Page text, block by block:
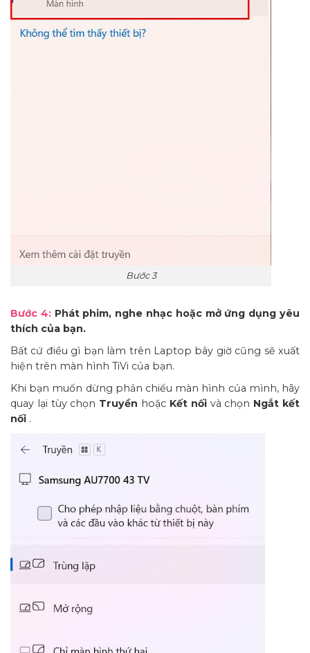
Bước 3
Bước 4:Phát phim, nghe nhạc hoặc mở ứng dụng yêu
thích của bạn.
Bất cứ điều gì bạn làm trên Laptop bây giờ cũng sẽ xuất
hiện trên màn hình TiVi của bạn.
Khi bạn muốn dừng phản chiếu màn hình của mình, hãy
quay lại tùy chọn Truyền hoặc Kết nốivà chọn Ngắt kết
nối .